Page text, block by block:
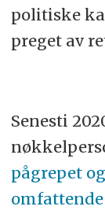
politiske
preget av
Senesti
pågrepet